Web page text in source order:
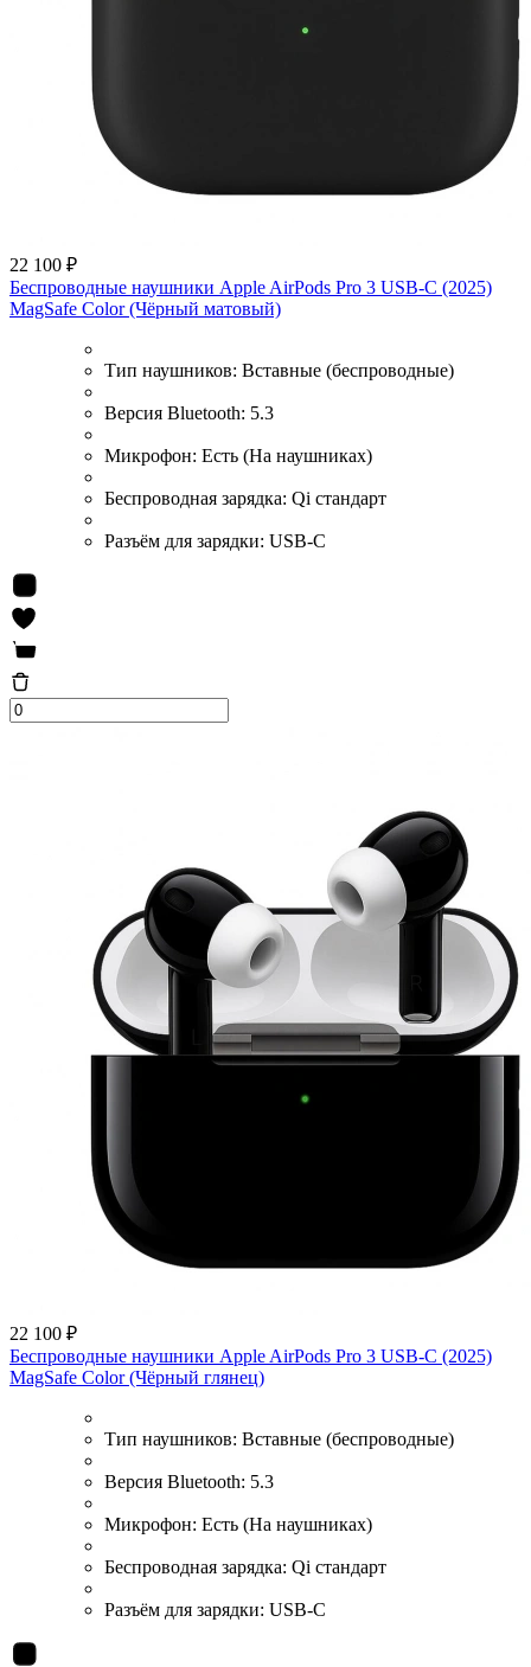
22 100 ₽
Беспроводные наушники Apple AirPods Pro 3 USB-C (2025)
MagSafe Color (Чёрный матовый)
Тип наушников: Вставные (беспроводные)
Версия Bluetooth: 5.3
Микрофон: Есть (На наушниках)
Беспроводная зарядка: Qi стандарт
Разъём для зарядки: USB-C
22 100 ₽
Беспроводные наушники Apple AirPods Pro 3 USB-C (2025)
MagSafe Color (Чёрный глянец)
Тип наушников: Вставные (беспроводные)
Версия Bluetooth: 5.3
Микрофон: Есть (На наушниках)
Беспроводная зарядка: Qi стандарт
Разъём для зарядки: USB-C